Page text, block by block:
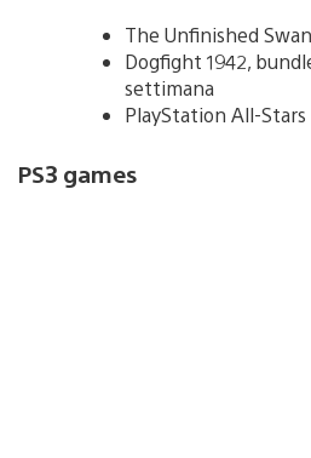
The Unfinished
Dogfight 1942,
settimana
PlayStation All-
PS3 games